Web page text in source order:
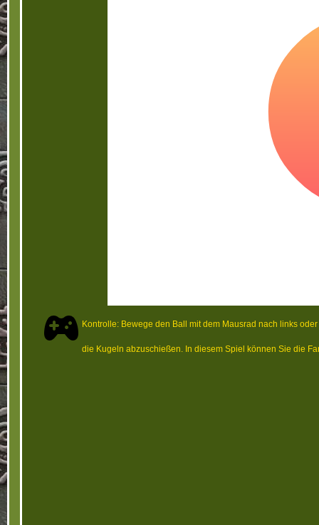
Kontrolle: Bewege den Ball mit dem Mausrad nach links
die Kugeln abzuschießen. In diesem Spiel können Sie die